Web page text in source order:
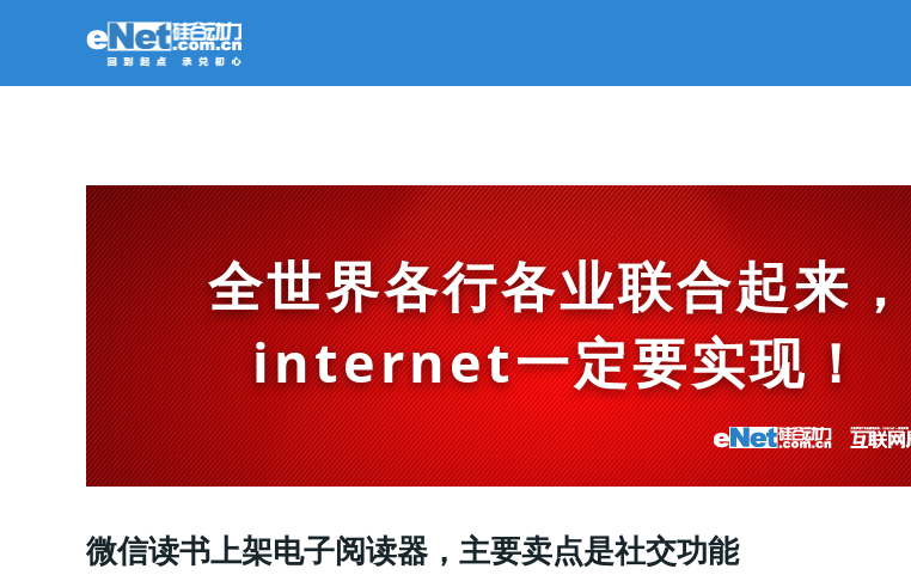
全世界各行各业联合起来，
internet一定要实现！
微信读书上架电子阅读器，主要卖点是社交功能